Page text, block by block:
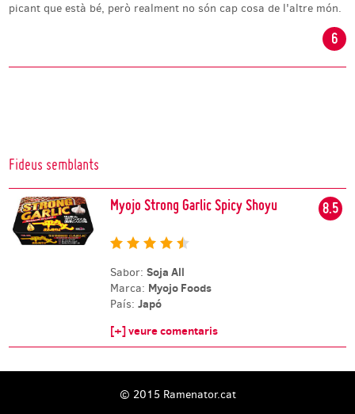
picant que està bé, però realment no són cap cosa de l'altre món.
6
Fideus semblants
Myojo Strong Garlic Spicy Shoyu 8.5
Sabor: Soja All
Marca: Myojo Foods
País: Japó
[+] veure comentaris
© 2015 Ramenator.cat